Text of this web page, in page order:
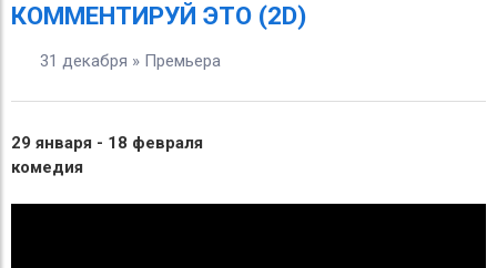
КОММЕНТИРУЙ ЭТО (2D)
31 декабря » Премьера
29 января - 18 февраля
комедия